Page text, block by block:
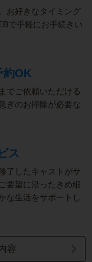
お好きなタイミング
で手軽にお手続きい
約OK
でご依頼いただける
ぎのお掃除が必要な
ス
了したキャストがサ
要望に沿ったきめ細
な生活をサポートし
容